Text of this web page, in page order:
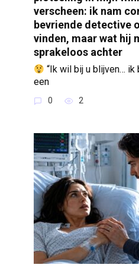
verscheen: ik nam
bevriende detective
vinden, maar wat hij
sprakeloos achter
“Ik wil bij u blijven… ik
een
0 2